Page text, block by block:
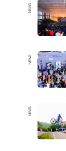
NEWS
NEWS
NEWS